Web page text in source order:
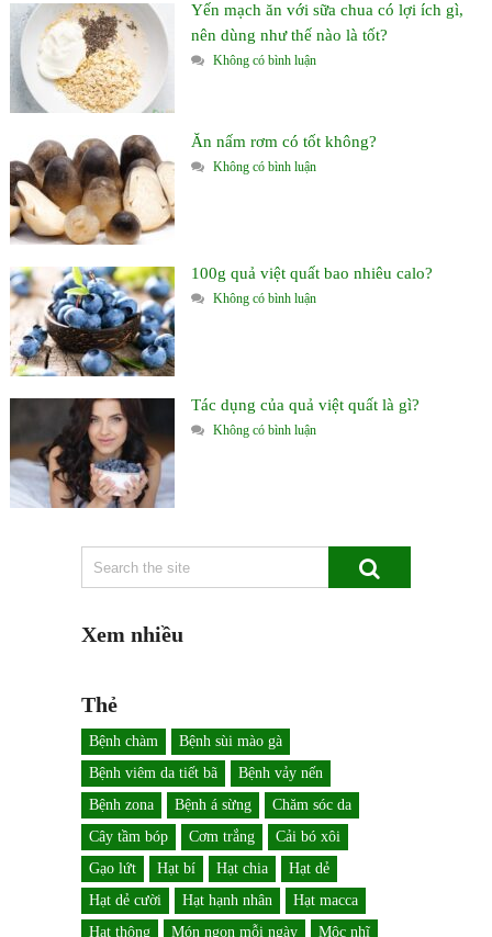
Yến mạch ăn với sữa chua có lợi ích gì,
nên dùng như thế nào là tốt?
Không có bình luận
Ăn nấm rơm có tốt không?
Không có bình luận
100g quả việt quất bao nhiêu calo?
Không có bình luận
Tác dụng của quả việt quất là gì?
Không có bình luận
Xem nhiều
Thẻ
Bệnh chàm
Bệnh sùi mào gà
Bệnh viêm da tiết bã
Bệnh vảy nến
Bệnh zona
Bệnh á sừng
Chăm sóc da
Cây tầm bóp
Cơm trắng
Cải bó xôi
Gạo lứt
Hạt bí Hạt chia
Hạt dẻ
Hạt dẻ cười
Hạt hạnh nhân
Hạt macca
Hạt thông
Món ngon mỗi ngày Mộc nhĩ